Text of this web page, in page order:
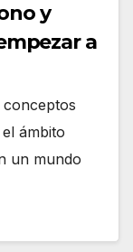
y
a
ámbito
un mundo